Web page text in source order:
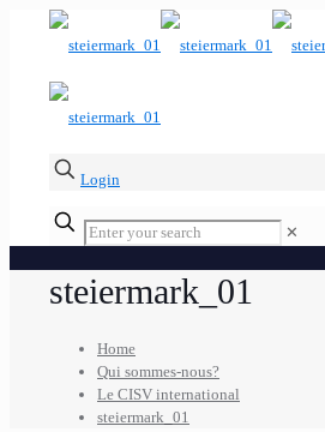
Login
✕
steiermark_01
Home
Qui sommes-nous?
Le CISV international
steiermark_01